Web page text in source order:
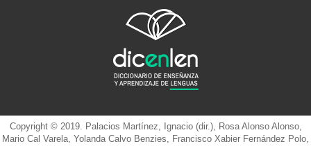
Copyright © 2019. Palacios Martínez, Ignacio (dir.), Rosa Alonso Alonso,
Mario Cal Varela, Yolanda Calvo Benzies, Francisco Xabier Fernández Polo,